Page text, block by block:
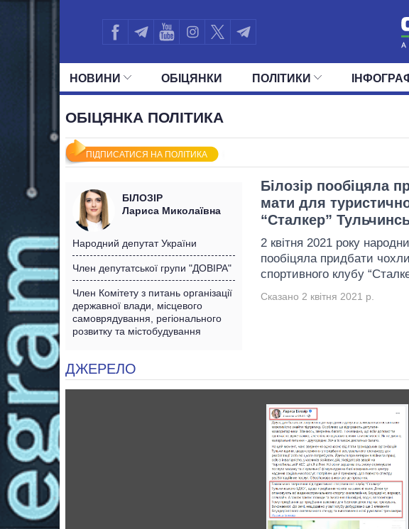
НОВИНИ ОБIЦЯНКИ ПОЛIТИКИ
ОБІЦЯНКА ПОЛІТИКА
ПІДПИСАТИСЯ НА ПОЛІТИКА
БІЛОЗІР
Лариса Миколаївна
Народний депутат України
Член депутатської групи "ДОВІРА"
Член Комітету з питань організації
державної влади, місцевого
самоврядування, регіонального
розвитку та містобудування
Білозір пообіцяла
мати для
“Сталкер”
2 квітня 2021 року
пообіцяла придбати
спортивного клубу
Сказано 2 квітня 2021 р.
ДЖЕРЕЛО